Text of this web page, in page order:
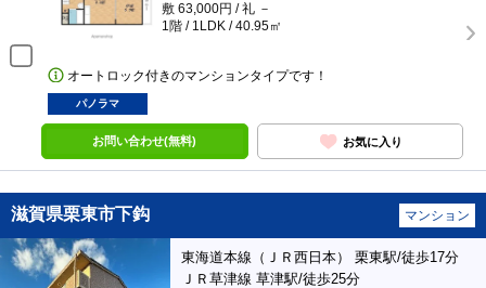
敷 63,000円 / 礼 －
1階 / 1LDK / 40.95㎡
オートロック付きのマンションタイプです！
パノラマ
お問い合わせ(無料) お気に入り
滋賀県栗東市下鈎 マンション
東海道本線（ＪＲ西日本） 栗東駅/徒歩17分
ＪＲ草津線 草津駅/徒歩25分